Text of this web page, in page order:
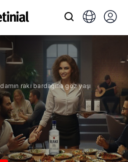
rakı bardağına göz yaşı